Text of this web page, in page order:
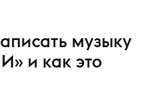
музыку
и как это